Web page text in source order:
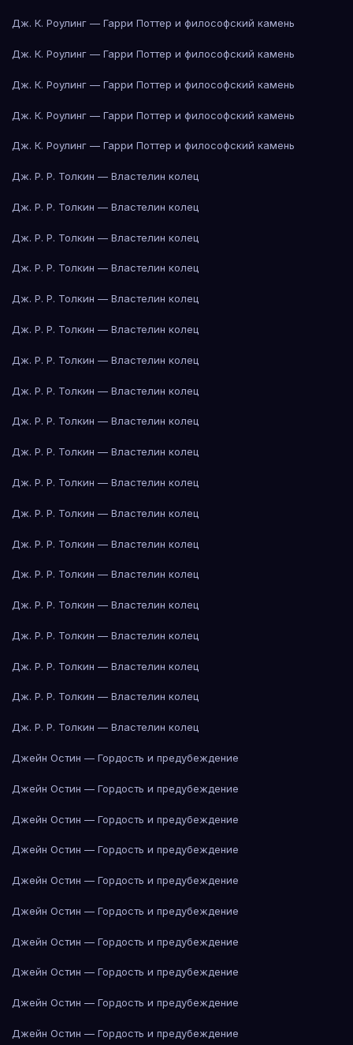
Дж. К. Роулинг — Гарри Поттер и философский камень
Дж. К. Роулинг — Гарри Поттер и философский камень
Дж. К. Роулинг — Гарри Поттер и философский камень
Дж. К. Роулинг — Гарри Поттер и философский камень
Дж. К. Роулинг — Гарри Поттер и философский камень
Дж. Р. Р. Толкин — Властелин колец
Дж. Р. Р. Толкин — Властелин колец
Дж. Р. Р. Толкин — Властелин колец
Дж. Р. Р. Толкин — Властелин колец
Дж. Р. Р. Толкин — Властелин колец
Дж. Р. Р. Толкин — Властелин колец
Дж. Р. Р. Толкин — Властелин колец
Дж. Р. Р. Толкин — Властелин колец
Дж. Р. Р. Толкин — Властелин колец
Дж. Р. Р. Толкин — Властелин колец
Дж. Р. Р. Толкин — Властелин колец
Дж. Р. Р. Толкин — Властелин колец
Дж. Р. Р. Толкин — Властелин колец
Дж. Р. Р. Толкин — Властелин колец
Дж. Р. Р. Толкин — Властелин колец
Дж. Р. Р. Толкин — Властелин колец
Дж. Р. Р. Толкин — Властелин колец
Дж. Р. Р. Толкин — Властелин колец
Дж. Р. Р. Толкин — Властелин колец
Джейн Остин — Гордость и предубеждение
Джейн Остин — Гордость и предубеждение
Джейн Остин — Гордость и предубеждение
Джейн Остин — Гордость и предубеждение
Джейн Остин — Гордость и предубеждение
Джейн Остин — Гордость и предубеждение
Джейн Остин — Гордость и предубеждение
Джейн Остин — Гордость и предубеждение
Джейн Остин — Гордость и предубеждение
Джейн Остин — Гордость и предубеждение